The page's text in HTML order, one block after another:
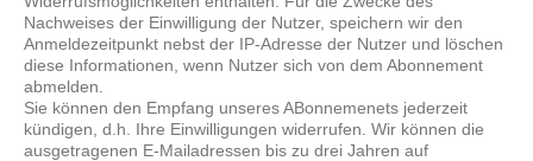
Nachweises der Einwilligung der Nutzer, speichern wir den
Anmeldezeitpunkt nebst der IP-Adresse der Nutzer und löschen
diese Informationen, wenn Nutzer sich von dem Abonnement
abmelden.
Sie können den Empfang unseres ABonnemenets jederzeit
kündigen, d.h. Ihre Einwilligungen widerrufen. Wir können die
ausgetragenen E-Mailadressen bis zu drei Jahren auf